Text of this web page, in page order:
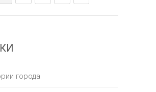
города